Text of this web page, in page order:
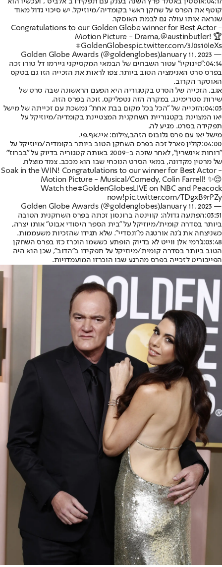
קוטף את הפרס על שחקן ראשי בקומדיה/מיוזיקל. יש סיכוי גדול מאוד
שנראה אותו עולה גם לבמת האוסקר.
Congratulations to our Golden Globe winner for Best Actor -
Motion Picture - Drama,@austinbutler! 🏆
#GoldenGlobespic.twitter.com/3J0s10IeXs
— Golden Globe Awards (@goldenglobes)
January 11, 2023
04:14: "פינוקיו" עטור השבחים של הבמאי המקסיקני גיירמו דל טורו זכה
בפרס סרט האנימציה הטוב ביותר. צפו לראות את הזכייה הזו גם בטקס
האוסקר הקרוב.
אגב, הזכייה של הסרט בקטגוריה היא הפעם הראשונה שבה סרט של
שירות סטרימינג, במקרה הזה נטפליקס, זוכה בפרס הזה.
04:03: הזכייה של "הכל בכל מקום בבת אחת" נמשכת עם זכייתה של מישל
יאו המצוינת בקטגוריית השחקנית המצטיינת בקומדיה/מיוזיקל על
תפקידה בסרט. מגיע לה.
מישל יאו עם פרס גלובוס הזהב,צילום: איי.אף.פי.
04:00: קולין פארל זכה בפרס השחקן הטוב ביותר בקומדיה/מיוזיקל על
"רוחות אינשרין", לאחר שזכה ב-2009 באותה קטגוריה בדיוק על "בברוז'"
של מרטין מקדונה, במאי הסרט הנוכחי שבו הוא מככב. צמד מוצלח.
Soak in the WIN! Congratulations to our winner for Best Actor -
Motion Picture - Musical/Comedy, Colin Farrell! ✨😌
Watch the#GoldenGlobesLIVE on NBC and Peacock
now!pic.twitter.com/TDgxB9rPZy
— Golden Globe Awards (@goldenglobes)
January 11, 2023
03:51: הפתעה גדולה: קווינטה ברונסון זכתה בפרס השחקנית הטובה
ביותר בסדרה קומית/מיוזיקל על "בית הספר היסודי אבוט" אותו יצרה,
כשניצחה את ג'נה אורטגה מ"ונסדיי". שלא תגידו שהזכיות משעממות.
03:48: ג'רמי אלן ווייט לא בדיוק הופתע כששמו הוכרז כזו בפרס השחקן
הטוב ביותר בסדרה קומית/מיוזיקל על תפקידו ב"הדוב", שכן הוא היה
הפייבוריט לזכייה בפרס מהרגע שבו הוכרזו המועמדויות.